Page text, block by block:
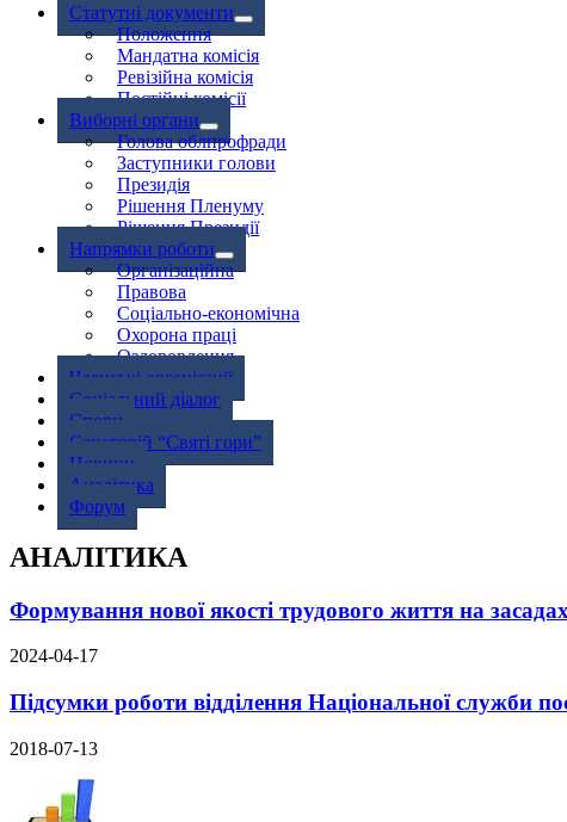
Статутні документи
Положення
Мандатна комісія
Ревізійна комісія
Постійні комісії
Виборні органи
Голова облпрофради
Заступники голови
Президія
Рішення Пленуму
Рішення Президії
Напрямки роботи
Організаційна
Правова
Соціально-економічна
Охорона праці
Оздоровлення
Членські організації
Соціальний діалог
Спори
Санаторій “Святі гори”
Новини
Аналітика
Форум
АНАЛІТИКА
Формування нової якості трудового життя на засадах
2024-04-17
Підсумки роботи відділення Національної служби
2018-07-13